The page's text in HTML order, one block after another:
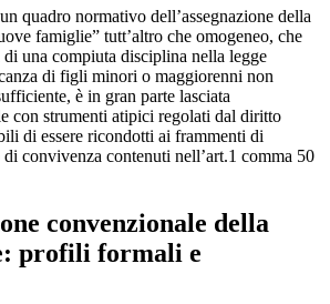
quadro normativo dell’assegnazione della
famiglie” tutt’altro che omogeneo, che
di una compiuta disciplina nella legge
di figli minori o maggiorenni non
è in gran parte lasciata
con strumenti atipici regolati dal diritto
di essere ricondotti ai frammenti di
convivenza contenuti nell’art.1 comma 50
convenzionale della
profili formali e